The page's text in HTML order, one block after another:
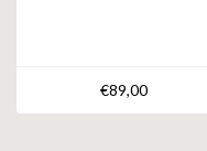
€89,00